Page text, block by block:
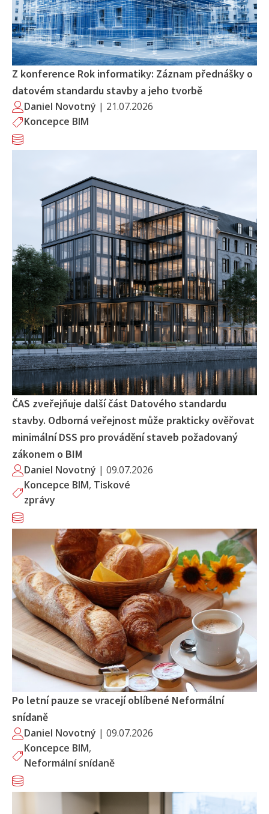
Z konference Rok informatiky: Záznam přednášky o
datovém standardu stavby a jeho tvorbě
Daniel Novotný | 21.07.2026
Koncepce BIM
ČAS zveřejňuje další část Datového standardu
stavby. Odborná veřejnost může prakticky ověřovat
minimální DSS pro provádění staveb požadovaný
zákonem o BIM
Daniel Novotný | 09.07.2026
Koncepce BIM, Tiskové
zprávy
Po letní pauze se vracejí oblíbené Neformální
snídaně
Daniel Novotný | 09.07.2026
Koncepce BIM,
Neformální snídaně